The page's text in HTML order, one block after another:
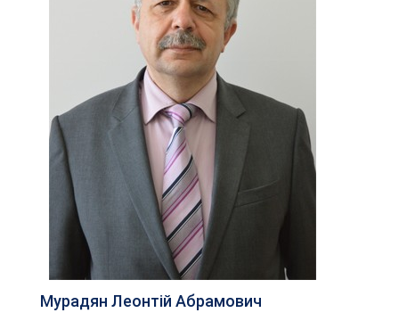
Мурадян Леонтій Абрамович